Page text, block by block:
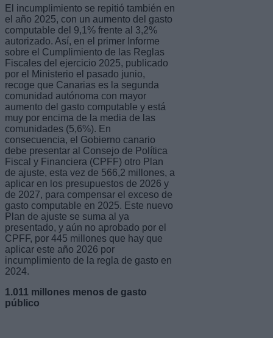
El incumplimiento se repitió también en
el año 2025, con un aumento del gasto
computable del 9,1% frente al 3,2%
autorizado. Así, en el primer Informe
sobre el Cumplimiento de las Reglas
Fiscales del ejercicio 2025, publicado
por el Ministerio el pasado junio,
recoge que Canarias es la segunda
comunidad autónoma con mayor
aumento del gasto computable y está
muy por encima de la media de las
comunidades (5,6%). En
consecuencia, el Gobierno canario
debe presentar al Consejo de Política
Fiscal y Financiera (CPFF) otro Plan
de ajuste, esta vez de 566,2 millones, a
aplicar en los presupuestos de 2026 y
de 2027, para compensar el exceso de
gasto computable en 2025. Este nuevo
Plan de ajuste se suma al ya
presentado, y aún no aprobado por el
CPFF, por 445 millones que hay que
aplicar este año 2026 por
incumplimiento de la regla de gasto en
2024.
1.011 millones menos de gasto
público